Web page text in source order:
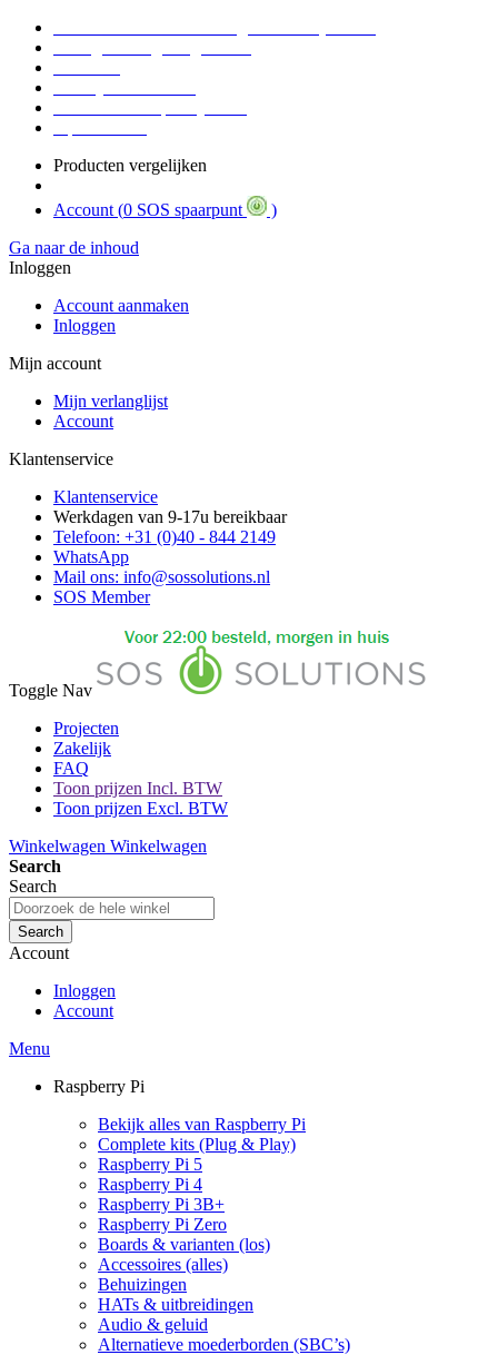
Producten vergelijken
Account (0 SOS spaarpunt
)
Ga naar de inhoud
Inloggen
Account aanmaken
Inloggen
Mijn account
Mijn verlanglijst
Account
Klantenservice
Klantenservice
Werkdagen van 9-17u bereikbaar
Telefoon: +31 (0)40 - 844 2149
WhatsApp
Mail ons: info@sossolutions.nl
SOS Member
Toggle Nav
Projecten
Zakelijk
FAQ
Toon prijzen Incl. BTW
Toon prijzen Excl. BTW
Winkelwagen Winkelwagen
Search
Search
Search
Account
Inloggen
Account
Menu
Raspberry Pi
Bekijk alles van Raspberry Pi
Complete kits (Plug & Play)
Raspberry Pi 5
Raspberry Pi 4
Raspberry Pi 3B+
Raspberry Pi Zero
Boards & varianten (los)
Accessoires (alles)
Behuizingen
HATs & uitbreidingen
Audio & geluid
Alternatieve moederborden (SBC’s)